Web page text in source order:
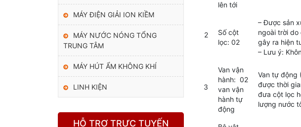
lên tới
2
Số cột
lọc: 02
– Được sản
ngoài trời
gây ra hiện
– Lưu ý:
3
Van vận
hành: 02
van vận
hành tự
động
Van tự động
được thời
đưa cột lọc
lượng nước
MÁY ĐIỆN GIẢI ION KIỀM
MÁY NƯỚC NÓNG TỔNG
TRUNG TÂM
MÁY HÚT ẨM KHÔNG KHÍ
LINH KIỆN
HỖ TRỢ TRỰC TUYẾN